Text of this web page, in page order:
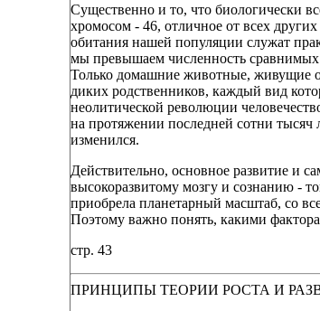
Существенно и то, что биологически
хромосом - 46, отличное от всех
обитания нашей популяции служат
мы превышаем численность
Только домашние животные, живущие
диких родственников, каждый вид
неолитической революции
на протяжении последней сотни тысяч
изменился.
Действительно, основное развитие и
высокоразвитому мозгу и сознанию -
приобрела планетарный масштаб, со
Поэтому важно понять, какими
стр. 43
ПРИНЦИПЫ ТЕОРИИ РОСТА И